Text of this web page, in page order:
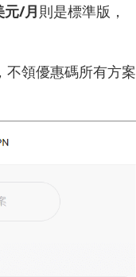
元/月 則是標準版，
領優惠碼所有方案